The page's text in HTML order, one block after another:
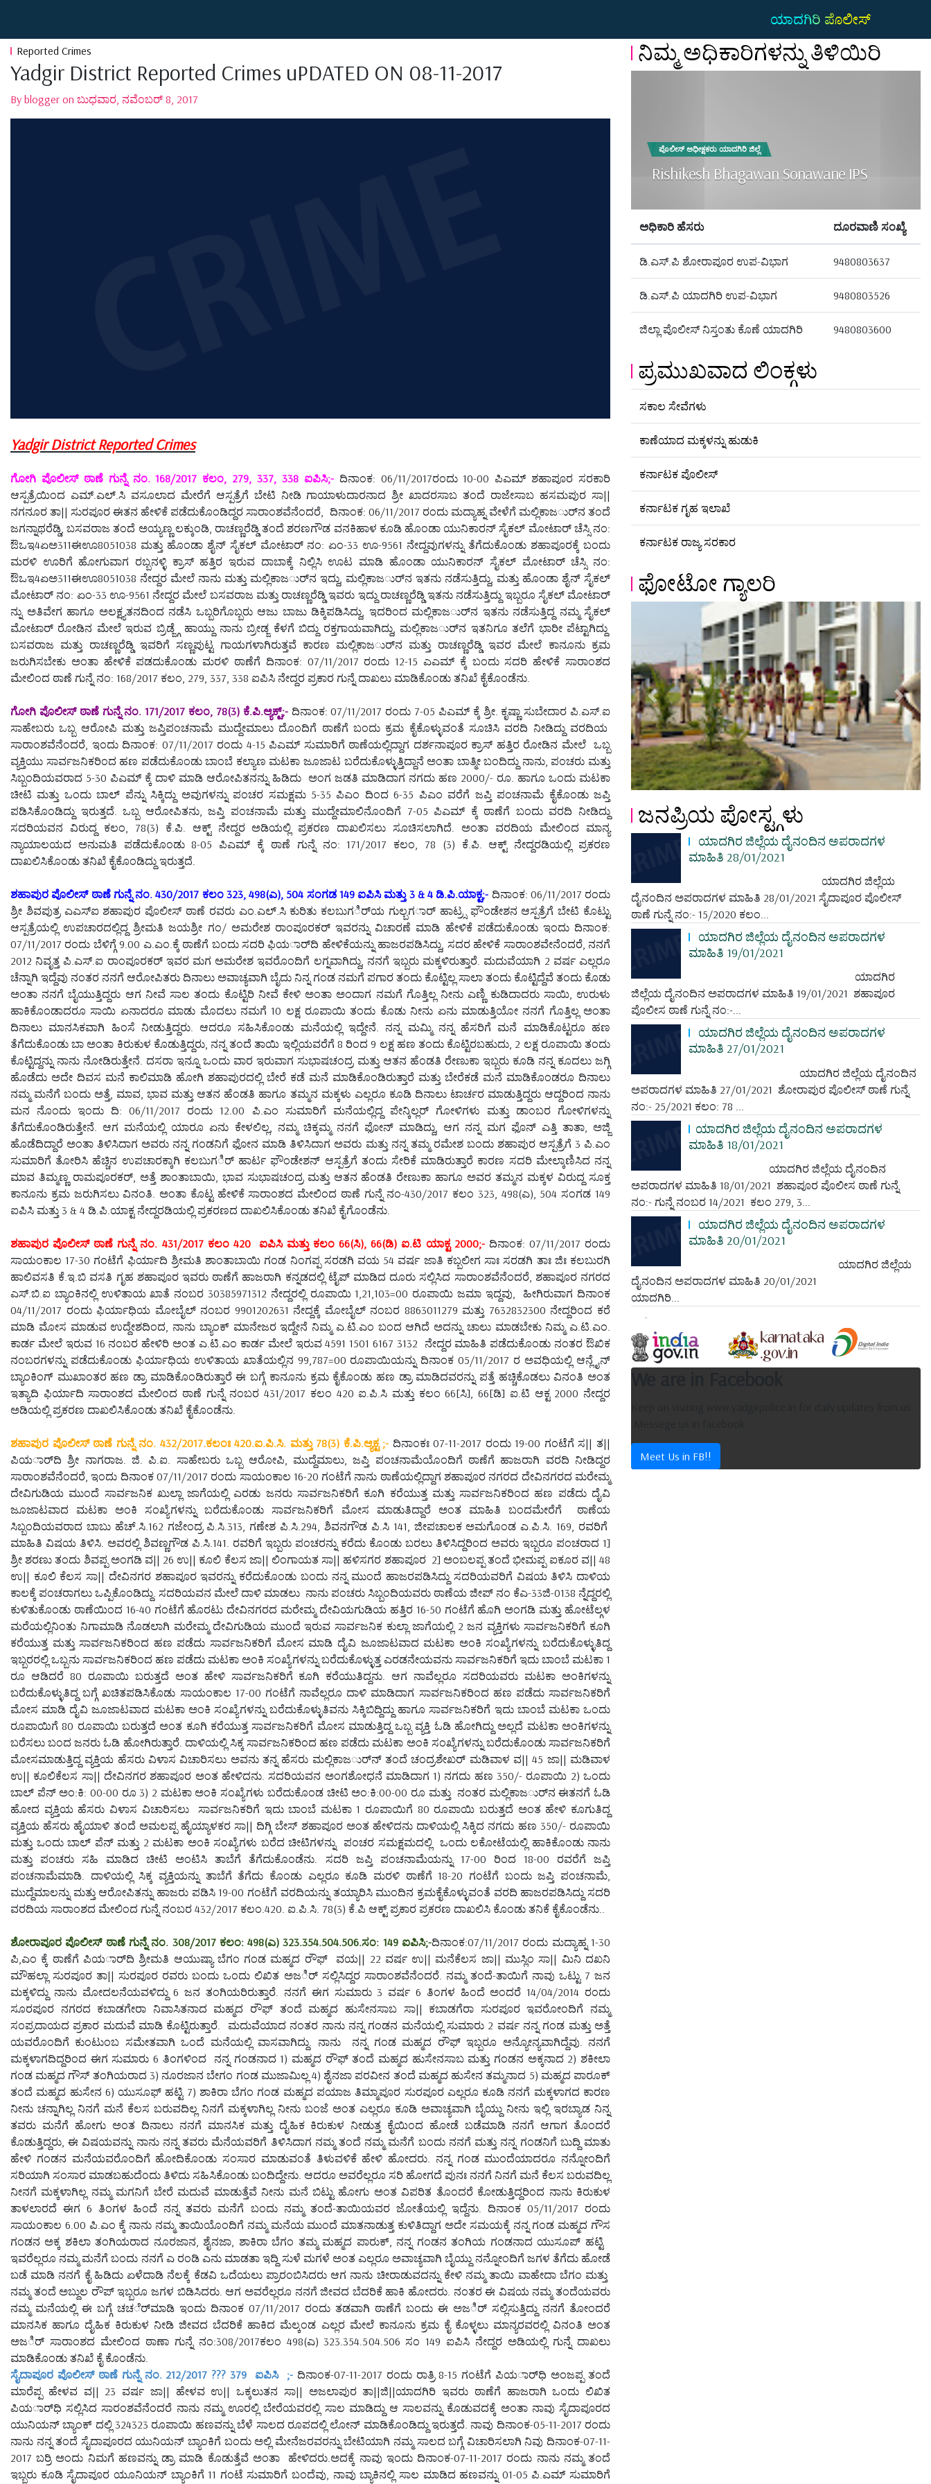
ಯಾದಗಿರಿ ಪೊಲೀಸ್
Reported Crimes
Yadgir District Reported Crimes uPDATED ON 08-11-2017
By blogger on ಬುಧವಾರ, ನವೆಂಬರ್ 8, 2017
Yadgir District Reported Crimes
ಗೋಗಿ ಪೊಲೀಸ್ ಠಾಣೆ ಗುನ್ನೆ ನಂ. 168/2017 ಕಲಂ, 279, 337, 338 ಐಪಿಸಿ;- ದಿನಾಂಕ: 06/11/2017ರಂದು 10-00 ಪಿಎಮ್ ಶಹಾಪೂರ ಸರಕಾರಿ
ಆಸ್ಪತ್ರೆಯಿಂದ ಎಮ್.ಎಲ್.ಸಿ ವಸೂಲಾದ ಮೇರೆಗೆ ಆಸ್ಪತ್ರೆಗೆ ಬೇಟಿ ನೀಡಿ ಗಾಯಾಳುದಾರನಾದ ಶ್ರೀ ಖಾದರಸಾಬ ತಂದೆ ರಾಜೇಸಾಬ ಹಸಮಪುರ ಸಾ||
ನಗನೂರ ತಾ|| ಸುರಪೂರ ಈತನ ಹೇಳಿಕೆ ಪಡೆದುಕೊಂಡಿದ್ದರ ಸಾರಾಂಶವೆನೆಂದರೆ, ದಿನಾಂಕ: 06/11/2017 ರಂದು ಮದ್ಯಾಹ್ನ ವೇಳೆಗೆ ಮಲ್ಲಿಕಾಜರ್ುನ ತಂದೆ
ಜಗನ್ನಾಥರೆಡ್ಡಿ, ಬಸವರಾಜ ತಂದೆ ಅಯ್ಯಣ್ಣ ಲಕ್ಕುಂಡಿ, ರಾಚಣ್ಣರೆಡ್ಡಿ ತಂದೆ ಶರಣಗೌಡ ವನಕಿಹಾಳ ಕೂಡಿ ಹೊಂಡಾ ಯುನಿಕಾರನ್ ಸೈಕಲ್ ಮೋಟಾರ್ ಚೆಸ್ಸಿ ನಂ:
ಔಒಇ4ಏಅ311ಈಊ8051038 ಮತ್ತು ಹೊಂಡಾ ಶೈನ್ ಸೈಕಲ್ ಮೋಟಾರ್ ನಂ: ಏಂ-33 ಊ-9561 ನೇದ್ದವುಗಳನ್ನು ತೆಗೆದುಕೊಂಡು ಶಹಾಪೂರಕ್ಕೆ ಬಂದು
ಮರಳಿ ಊರಿಗೆ ಹೋಗುವಾಗ ರಬ್ಬನಳ್ಳಿ ಕ್ರಾಸ್ ಹತ್ತಿರ ಇರುವ ದಾಬಾಕ್ಕೆ ನಿಲ್ಲಿಸಿ ಊಟ ಮಾಡಿ ಹೊಂಡಾ ಯುನಿಕಾರನ್ ಸೈಕಲ್ ಮೋಟಾರ್ ಚೆಸ್ಸಿ ನಂ:
ಔಒಇ4ಏಅ311ಈಊ8051038 ನೇದ್ದರ ಮೇಲೆ ನಾನು ಮತ್ತು ಮಲ್ಲಿಕಾಜರ್ುನ ಇದ್ದು, ಮಲ್ಲಿಕಾಜರ್ುನ ಇತನು ನಡೆಸುತ್ತಿದ್ದು, ಮತ್ತು ಹೊಂಡಾ ಶೈನ್ ಸೈಕಲ್
ಮೋಟಾರ್ ನಂ: ಏಂ-33 ಊ-9561 ನೇದ್ದರ ಮೇಲೆ ಬಸವರಾಜ ಮತ್ತು ರಾಚಣ್ಣರೆಡ್ಡಿ ಇವರು ಇದ್ದು ರಾಚಣ್ಣರೆಡ್ಡಿ ಇತನು ನಡೆಸುತ್ತಿದ್ದು ಇಬ್ಬರೂ ಸೈಕಲ್ ಮೋಟಾರ್
ನ್ನು ಅತಿವೇಗ ಹಾಗೂ ಅಲಕ್ಷ್ಯತನದಿಂದ ನಡೆಸಿ ಒಬ್ಬರಿಗೊಬ್ಬರು ಆಜು ಬಾಜು ಡಿಕ್ಕಿಪಡಿಸಿದ್ದು, ಇದರಿಂದ ಮಲ್ಲಿಕಾಜರ್ುನ ಇತನು ನಡೆಸುತ್ತಿದ್ದ ನಮ್ಮ ಸೈಕಲ್
ಮೋಟಾರ್ ರೋಡಿನ ಮೇಲೆ ಇರುವ ಬ್ರಿಡ್ಜ್ಗೆ ಹಾಯ್ದು ನಾನು ಬ್ರೀಡ್ಜ ಕೆಳಗೆ ಬಿದ್ದು ರಕ್ತಗಾಯವಾಗಿದ್ದು, ಮಲ್ಲಿಕಾಜರ್ುನ ಇತನಿಗೂ ತಲೆಗೆ ಭಾರೀ ಪೆಟ್ಟಾಗಿದ್ದು
ಬಸವರಾಜ ಮತ್ತು ರಾಚಣ್ಣರೆಡ್ಡಿ ಇವರಿಗೆ ಸಣ್ಣಪುಟ್ಟ ಗಾಯಗಳಾಗಿರುತ್ತವೆ ಕಾರಣ ಮಲ್ಲಿಕಾಜರ್ುನ ಮತ್ತು ರಾಚಣ್ಣರೆಡ್ಡಿ ಇವರ ಮೇಲೆ ಕಾನೂನು ಕ್ರಮ
ಜರುಗಿಸಬೇಕು ಅಂತಾ ಹೇಳಿಕೆ ಪಡದುಕೊಂಡು ಮರಳಿ ಠಾಣೆಗೆ ದಿನಾಂಕ: 07/11/2017 ರಂದು 12-15 ಎಎಮ್ ಕ್ಕೆ ಬಂದು ಸದರಿ ಹೇಳಿಕೆ ಸಾರಾಂಶದ
ಮೇಲಿಂದ ಠಾಣೆ ಗುನ್ನೆ ನಂ: 168/2017 ಕಲಂ, 279, 337, 338 ಐಪಿಸಿ ನೇದ್ದರ ಪ್ರಕಾರ ಗುನ್ನೆ ದಾಖಲು ಮಾಡಿಕೊಂಡು ತನಿಖೆ ಕೈಕೊಂಡೆನು.
ಗೋಗಿ ಪೊಲೀಸ್ ಠಾಣೆ ಗುನ್ನೆ ನಂ. 171/2017 ಕಲಂ, 78(3) ಕೆ.ಪಿ.ಆ್ಯಕ್ಟ್;- ದಿನಾಂಕ: 07/11/2017 ರಂದು 7-05 ಪಿಎಮ್ ಕ್ಕೆ ಶ್ರೀ. ಕೃಷ್ಣಾ ಸುಬೇದಾರ ಪಿ.ಎಸ್.ಐ
ಸಾಹೇಬರು ಒಬ್ಬ ಆರೋಪಿ ಮತ್ತು ಜಪ್ತಿಪಂಚನಾಮೆ ಮುದ್ದೇಮಾಲು ದೊಂದಿಗೆ ಠಾಣೆಗೆ ಬಂದು ಕ್ರಮ ಕೈಕೊಳ್ಳುವಂತೆ ಸೂಚಿಸಿ ವರದಿ ನೀಡಿದ್ದು ವರದಿಯ
ಸಾರಾಂಶವೆನೆಂದರೆ, ಇಂದು ದಿನಾಂಕ: 07/11/2017 ರಂದು 4-15 ಪಿಎಮ್ ಸುಮಾರಿಗೆ ಠಾಣೆಯಲ್ಲಿದ್ದಾಗ ದರ್ಶನಾಪೂರ ಕ್ರಾಸ್ ಹತ್ತಿರ ರೋಡಿನ ಮೇಲೆ ಒಬ್ಬ
ವ್ಯಕ್ತಿಯು ಸಾರ್ವಜನಿಕರಿಂದ ಹಣ ಪಡೆದುಕೊಂಡು ಬಾಂಬೆ ಕಲ್ಯಾಣ ಮಟಕಾ ಜೂಜಾಟ ಬರೆದುಕೊಳ್ಳುತ್ತಿದ್ದಾನೆ ಅಂತಾ ಬಾತ್ಮೀ ಬಂದಿದ್ದು ನಾನು, ಪಂಚರು ಮತ್ತು
ಸಿಬ್ಬಂದಿಯವರಾದ 5-30 ಪಿಎಮ್ ಕ್ಕೆ ದಾಳಿ ಮಾಡಿ ಆರೋಪಿತನನ್ನು ಹಿಡಿದು ಅಂಗ ಜಡತಿ ಮಾಡಿದಾಗ ನಗದು ಹಣ 2000/- ರೂ. ಹಾಗೂ ಒಂದು ಮಟಕಾ
ಚೀಟಿ ಮತ್ತು ಒಂದು ಬಾಲ್ ಪೆನ್ನು ಸಿಕ್ಕಿದ್ದು ಅವುಗಳನ್ನು ಪಂಚರ ಸಮಕ್ಷಮ 5-35 ಪಿಎಂ ದಿಂದ 6-35 ಪಿಎಂ ವರೆಗೆ ಜಪ್ತಿ ಪಂಚನಾಮೆ ಕೈಕೊಂಡು ಜಪ್ತಿ
ಪಡಿಸಿಕೊಂಡಿದ್ದು ಇರುತ್ತದೆ. ಒಬ್ಬ ಆರೋಪಿತನು, ಜಪ್ತಿ ಪಂಚನಾಮೆ ಮತ್ತು ಮುದ್ದೇಮಾಲಿನೊಂದಿಗೆ 7-05 ಪಿಎಮ್ ಕ್ಕೆ ಠಾಣೆಗೆ ಬಂದು ವರದಿ ನೀಡಿದ್ದು
ಸದರಿಯವನ ವಿರುದ್ದ ಕಲಂ, 78(3) ಕೆ.ಪಿ. ಆಕ್ಟ್ ನೇದ್ದರ ಅಡಿಯಲ್ಲಿ ಪ್ರಕರಣ ದಾಖಲಿಸಲು ಸೂಚಿಸಲಾಗಿದೆ. ಅಂತಾ ವರದಿಯ ಮೇಲಿಂದ ಮಾನ್ಯ
ನ್ಯಾಯಾಲಯದ ಅನುಮತಿ ಪಡೆದುಕೊಂಡು 8-05 ಪಿಎಮ್ ಕ್ಕೆ ಠಾಣೆ ಗುನ್ನೆ ನಂ: 171/2017 ಕಲಂ, 78 (3) ಕೆ.ಪಿ. ಆಕ್ಟ್ ನೇದ್ದರಡಿಯಲ್ಲಿ ಪ್ರಕರಣ
ದಾಖಲಿಸಿಕೊಂಡು ತನಿಖೆ ಕೈಕೊಂಡಿದ್ದು ಇರುತ್ತದೆ.
ಶಹಾಪುರ ಪೊಲೀಸ್ ಠಾಣೆ ಗುನ್ನೆ ನಂ. 430/2017 ಕಲಂ 323, 498(ಎ), 504 ಸಂಗಡ 149 ಐಪಿಸಿ ಮತ್ತು 3 & 4 ಡಿ.ಪಿ.ಯಾಕ್ಟ;- ದಿನಾಂಕ: 06/11/2017 ರಂದು
ಶ್ರೀ ಶಿವಪುತ್ರ ಎಎಸ್ಐ ಶಹಾಪುರ ಪೊಲೀಸ್ ಠಾಣೆ ರವರು ಎಂ.ಎಲ್.ಸಿ ಕುರಿತು ಕಲಬುಗರ್ಿಯ ಗುಲ್ಬಗರ್ಾ ಹಾಟ್ರ್ಸ ಫೌಂಡೇಶನ ಆಸ್ಪತ್ರೆಗೆ ಬೇಟಿ ಕೊಟ್ಟು
ಆಸ್ಪತ್ರೆಯಲ್ಲಿ ಉಪಚಾರದಲ್ಲಿದ್ದ ಶ್ರೀಮತಿ ಜಯಶ್ರೀ ಗಂ/ ಅಮರೇಶ ರಾಂಪೂರಕರ್ ಇವರನ್ನು ವಿಚಾರಣೆ ಮಾಡಿ ಹೇಳಿಕೆ ಪಡೆದುಕೊಂಡು ಇಂದು ದಿನಾಂಕ:
07/11/2017 ರಂದು ಬೆಳಿಗ್ಗೆ 9.00 ಎ.ಎಂ.ಕ್ಕೆ ಠಾಣೆಗೆ ಬಂದು ಸದರಿ ಫಿಯರ್ಾದಿ ಹೇಳಿಕೆಯನ್ನು ಹಾಜರಪಡಿಸಿದ್ದು, ಸದರ ಹೇಳಿಕೆ ಸಾರಾಂಶವೇನೆಂದರೆ, ನನಗೆ
2012 ನಿವೃತ್ತ ಪಿ.ಎಸ್.ಐ ರಾಂಪೂರಕರ್ ಇವರ ಮಗ ಅಮರೇಶ ಇವರೊಂದಿಗೆ ಲಗ್ನವಾಗಿದ್ದು, ನನಗೆ ಇಬ್ಬರು ಮಕ್ಕಳಿರುತ್ತಾರೆ. ಮದುವೆಯಾಗಿ 2 ವರ್ಷ ಎಲ್ಲರೂ
ಚೆನ್ನಾಗಿ ಇದ್ದೆವು ನಂತರ ನನಗೆ ಆರೋಪಿತರು ದಿನಾಲು ಅವಾಚ್ಯವಾಗಿ ಬೈದು ನಿನ್ನ ಗಂಡ ನಮಗೆ ಪಗಾರ ತಂದು ಕೊಟ್ಟಿಲ್ಲ ಸಾಲಾ ತಂದು ಕೊಟ್ಟಿದ್ದೆವೆ ತಂದು ಕೊಡು
ಅಂತಾ ನನಗೆ ಬೈಯುತ್ತಿದ್ದರು ಆಗ ನೀವೆ ಸಾಲ ತಂದು ಕೊಟ್ಟಿರಿ ನೀವೆ ಕೇಳಿ ಅಂತಾ ಅಂದಾಗ ನಮಗೆ ಗೊತ್ತಿಲ್ಲ ನೀನು ಎಣ್ಣಿ ಕುಡಿದಾದರು ಸಾಯಿ, ಉರುಳು
ಹಾಕಿಕೊಂಡಾದರೂ ಸಾಯಿ ಏನಾದರೂ ಮಾಡು ಮೊದಲು ನಮಗೆ 10 ಲಕ್ಷ ರೂಪಾಯಿ ತಂದು ಕೊಡು ನೀನು ಏನು ಮಾಡುತ್ತಿಯೋ ನನಗೆ ಗೊತ್ತಿಲ್ಲ ಅಂತಾ
ದಿನಾಲು ಮಾನಸಿಕವಾಗಿ ಹಿಂಸೆ ನೀಡುತ್ತಿದ್ದರು. ಆದರೂ ಸಹಿಸಿಕೊಂಡು ಮನೆಯಲ್ಲಿ ಇದ್ದೇನೆ. ನನ್ನ ಮಮ್ಮಿ ನನ್ನ ಹೆಸರಿಗೆ ಮನೆ ಮಾಡಿಕೊಟ್ಟರೂ ಹಣ
ತೆಗೆದುಕೊಂಡು ಬಾ ಅಂತಾ ಕಿರುಕುಳ ಕೊಡುತ್ತಿದ್ದರು, ನನ್ನ ತಂದೆ ತಾಯಿ ಇಲ್ಲಿಯವರೆಗೆ 8 ರಿಂದ 9 ಲಕ್ಷ ಹಣ ತಂದು ಕೊಟ್ಟಿರಬಹುದು, 2 ಲಕ್ಷ ರೂಪಾಯಿ ತಂದು
ಕೊಟ್ಟಿದ್ದನ್ನು ನಾನು ನೋಡಿರುತ್ತೇನೆ. ದಸರಾ ಇನ್ನೂ ಒಂದು ವಾರ ಇರುವಾಗ ಸುಭಾಷಚಂದ್ರ ಮತ್ತು ಆತನ ಹೆಂಡತಿ ರೇಣುಕಾ ಇಬ್ಬರು ಕೂಡಿ ನನ್ನ ಕೂದಲು ಜಗ್ಗಿ
ಹೊಡೆದು ಅದೇ ದಿವಸ ಮನೆ ಕಾಲಿಮಾಡಿ ಹೋಗಿ ಶಹಾಪುರದಲ್ಲಿ ಬೇರೆ ಕಡೆ ಮನೆ ಮಾಡಿಕೊಂಡಿರುತ್ತಾರೆ ಮತ್ತು ಬೇರೆಕಡೆ ಮನೆ ಮಾಡಿಕೊಂಡರೂ ದಿನಾಲು
ನಮ್ಮ ಮನೆಗೆ ಬಂದು ಅತ್ತೆ, ಮಾವ, ಭಾವ ಮತ್ತು ಆತನ ಹೆಂಡತಿ ಹಾಗೂ ತಮ್ಮನ ಮಕ್ಕಳು ಎಲ್ಲರೂ ಕೂಡಿ ದಿನಾಲು ಟಾರ್ಚರ ಮಾಡುತ್ತಿದ್ದರು ಆದ್ದರಿಂದ ನಾನು
ಮನ ನೊಂದು ಇಂದು ದಿ: 06/11/2017 ರಂದು 12.00 ಪಿ.ಎಂ ಸುಮಾರಿಗೆ ಮನೆಯಲ್ಲಿದ್ದ ಪೇನ್ಕಿಲ್ಲರ್ ಗೋಳಿಗಳು ಮತ್ತು ಡಾಂಬರ ಗೋಳಿಗಳನ್ನು
ತೆಗೆದುಕೊಂಡಿರುತ್ತೇನೆ. ಆಗ ಮನೆಯಲ್ಲಿ ಯಾರೂ ಏನು ಕೇಳಲಿಲ್ಲ, ನಮ್ಮ ಚಿಕ್ಕಮ್ಮ ನನಗೆ ಫೋನ್ ಮಾಡಿದ್ದು, ಆಗ ನನ್ನ ಮಗ ಫೊನ್ ಎತ್ತಿ ತಾತಾ, ಅಜ್ಜಿ
ಹೊಡೆದಿದ್ದಾರೆ ಅಂತಾ ತಿಳಿಸಿದಾಗ ಅವರು ನನ್ನ ಗಂಡನಿಗೆ ಫೋನ ಮಾಡಿ ತಿಳಿಸಿದಾಗ ಅವರು ಮತ್ತು ನನ್ನ ತಮ್ಮ ರಮೇಶ ಬಂದು ಶಹಾಪುರ ಆಸ್ಪತ್ರೆಗೆ 3 ಪಿ.ಎಂ
ಸುಮಾರಿಗೆ ತೋರಿಸಿ ಹೆಚ್ಚಿನ ಉಪಚಾರಕ್ಕಾಗಿ ಕಲಬುಗರ್ಿ ಹಾರ್ಟ ಫೌಂಡೇಶನ್ ಆಸ್ಪತ್ರೆಗೆ ತಂದು ಸೇರಿಕೆ ಮಾಡಿರುತ್ತಾರೆ ಕಾರಣ ಸದರಿ ಮೇಲ್ಕಾಣಿಸಿದ ನನ್ನ
ಮಾವ ತಿಮ್ಮಣ್ಣ ರಾಮಪೂರಕರ್, ಅತ್ತೆ ಶಾಂತಾಬಾಯಿ, ಭಾವ ಸುಭಾಷಚಂದ್ರ ಮತ್ತು ಆತನ ಹೆಂಡತಿ ರೇಣುಕಾ ಹಾಗೂ ಅವರ ತಮ್ಮನ ಮಕ್ಕಳ ವಿರುದ್ದ ಸೂಕ್ತ
ಕಾನೂನು ಕ್ರಮ ಜರುಗಿಸಲು ವಿನಂತಿ. ಅಂತಾ ಕೊಟ್ಟ ಹೇಳಿಕೆ ಸಾರಾಂಶದ ಮೇಲಿಂದ ಠಾಣೆ ಗುನ್ನೆ ನಂ-430/2017 ಕಲಂ 323, 498(ಎ), 504 ಸಂಗಡ 149
ಐಪಿಸಿ ಮತ್ತು 3 & 4 ಡಿ.ಪಿ.ಯಾಕ್ಟ ನೇದ್ದರಡಿಯಲ್ಲಿ ಪ್ರಕರಣದ ದಾಖಲಿಸಿಕೊಂಡು ತನಿಖೆ ಕೈಗೊಂಡೆನು.
ಶಹಾಪುರ ಪೊಲೀಸ್ ಠಾಣೆ ಗುನ್ನೆ ನಂ. 431/2017 ಕಲಂ 420 ಐಪಿಸಿ ಮತ್ತು ಕಲಂ 66(ಸಿ), 66(ಡಿ) ಐ.ಟಿ ಯಾಕ್ಟ 2000;-ದಿನಾಂಕ: 07/11/2017 ರಂದು
ಸಾಯಂಕಾಲ 17-30 ಗಂಟೆಗೆ ಫಿರ್ಯಾದಿ ಶ್ರೀಮತಿ ಶಾಂತಾಬಾಯಿ ಗಂಡ ನಿಂಗಪ್ಪ ಸರಡಗಿ ವಯ 54 ವರ್ಷ ಜಾತಿ ಕಬ್ಬಲೀಗ ಸಾಃ ಸರಡಗಿ ತಾಃ ಜಿಃ ಕಲಬುರಗಿ
ಹಾಲಿವಸತಿ ಕೆ.ಇ.ಬಿ ವಸತಿ ಗೃಹ ಶಹಾಪೂರ ಇವರು ಠಾಣೆಗೆ ಹಾಜರಾಗಿ ಕನ್ನಡದಲ್ಲಿ ಟೈಪ್ ಮಾಡಿದ ದೂರು ಸಲ್ಲಿಸಿದ ಸಾರಾಂಶವೆನೆಂದರೆ, ಶಹಾಪೂರ ನಗರದ
ಎಸ್.ಬಿ.ಐ ಬ್ಯಾಂಕಿನಲ್ಲಿ ಉಳಿತಾಯ ಖಾತೆ ನಂಬರ 30385971312 ನೇದ್ದರಲ್ಲಿ ರೂಪಾಯಿ 1,21,103=00 ರೂಪಾಯಿ ಜಮಾ ಇದ್ದವು, ಹೀಗಿರುವಾಗ ದಿನಾಂಕ
04/11/2017 ರಂದು ಫಿರ್ಯಾಧಿಯ ಮೋಬೈಲ್ ನಂಬರ 9901202631 ನೇದ್ದಕ್ಕೆ ಮೋಬೈಲ್ ನಂಬರ 8863011279 ಮತ್ತು 7632832300 ನೇದ್ದರಿಂದ ಕರೆ
ಮಾಡಿ ಮೋಸ ಮಾಡುವ ಉದ್ದೇಶದಿಂದ, ನಾನು ಬ್ಯಾಂಕ್ ಮಾನೇಜರ ಇದ್ದೇನೆ ನಿಮ್ಮ ಎ.ಟಿ.ಎಂ ಬಂದ ಆಗಿದೆ ಅದನ್ನು ಚಾಲು ಮಾಡಬೇಕು ನಿಮ್ಮ ಎ.ಟಿ.ಎಂ.
ಕಾರ್ಡ ಮೇಲೆ ಇರುವ 16 ನಂಬರ ಹೇಳಿರಿ ಅಂತ ಎ.ಟಿ.ಎಂ ಕಾರ್ಡ ಮೇಲೆ ಇರುವ 4591 1501 6167 3132 ನೇದ್ದರ ಮಾಹಿತಿ ಪಡೆದುಕೊಂಡು ನಂತರ ಔಖಿಕ
ನಂಬರಗಳನ್ನು ಪಡೆದುಕೊಂಡು ಫಿರ್ಯಾಧಿಯ ಉಳಿತಾಯ ಖಾತೆಯಲ್ಲಿನ 99,787=00 ರೂಪಾಯಿಯನ್ನು ದಿನಾಂಕ 05/11/2017 ರ ಅವಧಿಯಲ್ಲಿ ಆನ್ಲೈನ್
ಬ್ಯಾಂಕಿಂಗ್ ಮುಖಾಂತರ ಹಣ ಡ್ರಾ ಮಾಡಿಕೊಂಡಿರುತ್ತಾರೆ ಈ ಬಗ್ಗೆ ಕಾನೂನು ಕ್ರಮ ಕೈಕೊಂಡು ಹಣ ಡ್ರಾ ಮಾಡಿದವರನ್ನು ಪತ್ತೆ ಹಚ್ಚಿಕೊಡಲು ವಿನಂತಿ ಅಂತ
ಇತ್ಯಾದಿ ಫಿರ್ಯಾದಿ ಸಾರಾಂಶದ ಮೇಲಿಂದ ಠಾಣೆ ಗುನ್ನೆ ನಂಬರ 431/2017 ಕಲಂ 420 ಐ.ಪಿ.ಸಿ ಮತ್ತು ಕಲಂ 66[ಸಿ], 66[ಡಿ] ಐ.ಟಿ ಆಕ್ಟ 2000 ನೇದ್ದರ
ಅಡಿಯಲ್ಲಿ ಪ್ರಕರಣ ದಾಖಲಿಸಿಕೊಂಡು ತನಿಖೆ ಕೈಕೊಂಡೆನು.
ಶಹಾಪುರ ಪೊಲೀಸ್ ಠಾಣೆ ಗುನ್ನೆ ನಂ. 432/2017.ಕಲಂಃ 420.ಐ.ಪಿ.ಸಿ. ಮತ್ತು 78(3) ಕೆ.ಪಿ.ಆ್ಯಕ್ಟ ;- ದಿನಾಂಕಃ 07-11-2017 ರಂದು 19-00 ಗಂಟೆಗೆ ಸ|| ತ||
ಪಿಯರ್ಾದಿ ಶ್ರೀ ನಾಗರಾಜ. ಜಿ. ಪಿ.ಐ. ಸಾಹೇಬರು ಒಬ್ಬ ಆರೋಪಿ, ಮುದ್ದೆಮಾಲು, ಜಪ್ತಿ ಪಂಚನಾಮೆಯೊಂದಿಗೆ ಠಾಣೆಗೆ ಹಾಜರಾಗಿ ವರದಿ ನೀಡಿದ್ದರ
ಸಾರಾಂಶವೆನೆಂದರೆ, ಇಂದು ದಿನಾಂಕ 07/11/2017 ರಂದು ಸಾಯಂಕಾಲ 16-20 ಗಂಟೆಗೆ ನಾನು ಠಾಣೆಯಲ್ಲಿದ್ದಾಗ ಶಹಾಪೂರ ನಗರದ ದೇವಿನಗರದ ಮರೇಮ್ಮ
ದೇವಿಗುಡಿಯ ಮುಂದೆ ಸಾರ್ವಜನಿಕ ಖುಲ್ಲಾ ಜಾಗೆಯಲ್ಲಿ ಎರಡು ಜನರು ಸಾರ್ವಜನಿಕರಿಗೆ ಕೂಗಿ ಕರೆಯುತ್ತ ಮತ್ತು ಸಾರ್ವಜನಿಕರಿಂದ ಹಣ ಪಡೆದು ದೈವಿ
ಜೂಜಾಟವಾದ ಮಟಕಾ ಅಂಕಿ ಸಂಖ್ಯೆಗಳನ್ನು ಬರೆದುಕೊಂಡು ಸಾರ್ವಜನಿಕರಿಗೆ ಮೋಸ ಮಾಡುತಿದ್ದಾರೆ ಅಂತ ಮಾಹಿತಿ ಬಂದಮೇರೆಗೆ ಠಾಣೆಯ
ಸಿಬ್ಬಂದಿಯವರಾದ ಬಾಬು ಹೆಚ್.ಸಿ.162 ಗಜೇಂದ್ರ ಪಿ.ಸಿ.313, ಗಣೇಶ ಪಿ.ಸಿ.294, ಶಿವನಗೌಡ ಪಿ.ಸಿ 141, ಜೀಪಚಾಲಕ ಅಮಗೊಂಡ ಎ.ಪಿ.ಸಿ. 169, ರವರಿಗೆ
ಮಾಹಿತಿ ವಿಷಯ ತಿಳಿಸಿ. ಅವರಲ್ಲಿ ಶಿವಣ್ಣಗೌಡ ಪಿ.ಸಿ.141. ರವರಿಗೆ ಇಬ್ಬರು ಪಂಚರನ್ನು ಕರೆದು ಕೊಂಡು ಬರಲು ತಿಳಿಸಿದ್ದರಿಂದ ಅವರು ಇಬ್ಬರೂ ಪಂಚರಾದ 1]
ಶ್ರೀ ಶರಣು ತಂದು ಶಿವಪ್ಪ ಅಂಗಡಿ ವ|| 26 ಉ|| ಕೂಲಿ ಕೆಲಸ ಜಾ|| ಲಿಂಗಾಯತ ಸಾ|| ಹಳಿಸಗರ ಶಹಾಪೂರ 2] ಅಂಬಲಪ್ಪ ತಂದೆ ಭೀಮಪ್ಪ ಐಕೂರ ವ|| 48
ಉ|| ಕೂಲಿ ಕೆಲಸ ಸಾ|| ದೇವಿನಗರ ಶಹಾಪೂರ ಇವರನ್ನು ಕರೆದುಕೊಂಡು ಬಂದು ನನ್ನ ಮುಂದೆ ಹಾಜರಪಡಿಸಿದ್ದು ಸದರಿಯವರಿಗೆ ವಿಷಯ ತಿಳಿಸಿ ದಾಳಿಯ
ಕಾಲಕ್ಕೆ ಪಂಚರಾಗಲು ಒಪ್ಪಿಕೊಂಡಿದ್ದು. ಸದರಿಯವನ ಮೇಲೆ ದಾಳಿ ಮಾಡಲು ನಾನು ಪಂಚರು ಸಿಬ್ಬಂದಿಯವರು ಠಾಣೆಯ ಜೀಪ್ ನಂ ಕೆಎ-33ಜಿ-0138 ನ್ನೆದ್ದರಲ್ಲಿ
ಕುಳಿತುಕೊಂಡು ಠಾಣೆಯಿಂದ 16-40 ಗಂಟೆಗೆ ಹೊರಟು ದೇವಿನಗರದ ಮರೇಮ್ಮ ದೇವಿಯಗುಡಿಯ ಹತ್ತಿರ 16-50 ಗಂಟೆಗೆ ಹೊಗಿ ಅಂಗಡಿ ಮತ್ತು ಹೋಟೆಲ್ಗಳ
ಮರೆಯಲ್ಲಿನಿಂತು ನಿಗಾಮಾಡಿ ನೊಡಲಾಗಿ ಮರೇಮ್ಮ ದೇವಿಗುಡಿಯ ಮುಂದೆ ಇರುವ ಸಾರ್ವಜನಿಕ ಕುಲ್ಲಾ ಜಾಗೆಯಲ್ಲಿ 2 ಜನ ವ್ಯಕ್ತಿಗಳು ಸಾರ್ವಜನಿಕರಿಗೆ ಕೂಗಿ
ಕರೆಯುತ್ತ ಮತ್ತು ಸಾರ್ವಜನಿಕರಿಂದ ಹಣ ಪಡೆದು ಸಾರ್ವಜನಿಕರಿಗೆ ಮೋಸ ಮಾಡಿ ದೈವಿ ಜೂಜಾಟವಾದ ಮಟಕಾ ಅಂಕಿ ಸಂಖ್ಯೆಗಳನ್ನು ಬರೆದುಕೊಳ್ಳುತಿದ್ದ
ಇಬ್ಬರರಲ್ಲಿ ಒಬ್ಬನು ಸಾರ್ವಜನಿಕರಿಂದ ಹಣ ಪಡೆದು ಮಟಕಾ ಅಂಕಿ ಸಂಖ್ಯೆಗಳನ್ನು ಬರೆದುಕೊಳ್ಳುತ್ತ ಎರಡನೇಯವನು ಸಾರ್ವಜನಿಕರಿಗೆ ಇದು ಬಾಂಬೆ ಮಟಕಾ 1
ರೂ ಆಡಿದರೆ 80 ರೂಪಾಯಿ ಬರುತ್ತದೆ ಅಂತ ಹೇಳಿ ಸಾರ್ವಜನಿಕರಿಗೆ ಕೂಗಿ ಕರೆಯುತಿದ್ದನು. ಆಗ ನಾವೆಲ್ಲರೂ ಸದರಿಯವರು ಮಟಕಾ ಅಂಕಿಗಳನ್ನು
ಬರೆದುಕೊಳ್ಳುತಿದ್ದ ಬಗ್ಗೆ ಖಚಿತಪಡಿಸಿಕೊಡು ಸಾಯಂಕಾಲ 17-00 ಗಂಟೆಗೆ ನಾವೆಲ್ಲರೂ ದಾಳಿ ಮಾಡಿದಾಗ ಸಾರ್ವಜನಿಕರಿಂದ ಹಣ ಪಡೆದು ಸಾರ್ವಜನಿಕರಿಗೆ
ಮೋಸ ಮಾಡಿ ದೈವಿ ಜೂಜಾಟವಾದ ಮಟಕಾ ಅಂಕಿ ಸಂಖ್ಯೆಗಳನ್ನು ಬರೆದುಕೊಳ್ಳುತಿವನು ಸಿಕ್ಕಿಬಿದ್ದಿದ್ದು ಹಾಗೂ ಸಾರ್ವಜನಿಕರಿಗೆ ಇದು ಬಾಂಬೆ ಮಟಕಾ ಒಂದು
ರೂಪಾಯಿಗೆ 80 ರೂಪಾಯಿ ಬರುತ್ತದೆ ಅಂತ ಕೂಗಿ ಕರೆಯುತ್ತ ಸಾರ್ವಜನಿಕರಿಗೆ ಮೋಸ ಮಾಡುತ್ತಿದ್ದ ಒಬ್ಬ ವ್ಯಕ್ತಿ ಓಡಿ ಹೋಗಿದ್ದು ಅಲ್ಲದೆ ಮಟಕಾ ಅಂಕಿಗಳನ್ನು
ಬರೆಸಲು ಬಂದ ಜನರು ಓಡಿ ಹೋಗಿರುತ್ತಾರೆ. ದಾಳಿಯಲ್ಲಿ ಸಿಕ್ಕ ಸಾರ್ವಜನಿಕರಿಂದ ಹಣ ಪಡೆದು ಮಟಕಾ ಅಂಕಿ ಸಂಖ್ಯೆಗಳನ್ನು ಬರೆದುಕೊಂಡು ಸಾರ್ವಜನಿಕರಿಗೆ
ಮೋಸಮಾಡುತ್ತಿದ್ದ ವ್ಯಕ್ತಿಯ ಹೆಸರು ವಿಳಾಸ ವಿಚಾರಿಸಲು ಅವನು ತನ್ನ ಹೆಸರು ಮಲ್ಲಿಕಾಜರ್ುನ್ ತಂದೆ ಚಂದ್ರಶೇಖರ್ ಮಡಿವಾಳ ವ|| 45 ಜಾ|| ಮಡಿವಾಳ
ಉ|| ಕೂಲಿಕೆಲಸ ಸಾ|| ದೇವಿನಗರ ಶಹಾಪೂರ ಅಂತ ಹೇಳಿದನು. ಸದರಿಯವನ ಅಂಗಶೋಧನೆ ಮಾಡಿದಾಗ 1) ನಗದು ಹಣ 350/- ರೂಪಾಯಿ 2) ಒಂದು
ಬಾಲ್ ಪೆನ್ ಅಂ:ಕಿ: 00-00 ರೂ 3) 2 ಮಟಕಾ ಅಂಕಿ ಸಂಖ್ಯೆಗಳು ಬರೆದುಕೊಂಡ ಚೀಟಿ ಅಂ:ಕಿ:00-00 ರೂ ಮತ್ತು ನಂತರ ಮಲ್ಲಿಕಾಜರ್ುನ ಈತನಗೆ ಓಡಿ
ಹೋದ ವ್ಯಕ್ತಿಯ ಹೆಸರು ವಿಳಾಸ ವಿಚಾರಿಸಲು ಸಾರ್ವಜನಿಕರಿಗೆ ಇದು ಬಾಂಬೆ ಮಟಕಾ 1 ರೂಪಾಯಿಗೆ 80 ರೂಪಾಯಿ ಬರುತ್ತದೆ ಅಂತ ಹೇಳಿ ಕೂಗುತಿದ್ದ
ವ್ಯಕ್ತಿಯ ಹೆಸರು ಹೈಯಾಳಿ ತಂದೆ ಅಮಲಪ್ಪ ಹೈಯ್ಯಾಳಕರ ಸಾ|| ದಿಗ್ಗಿ ಬೇಸ್ ಶಹಾಪೂರ ಅಂತ ಹೇಳಿದನು ದಾಳಿಯಲ್ಲಿ ಸಿಕ್ಕಿದ ನಗದು ಹಣ 350/- ರೂಪಾಯಿ
ಮತ್ತು ಒಂದು ಬಾಲ್ ಪೆನ್ ಮತ್ತು 2 ಮಟಕಾ ಅಂಕಿ ಸಂಖ್ಯೆಗಳು ಬರೆದ ಚೀಟಿಗಳನ್ನು ಪಂಚರ ಸಮಕ್ಷಮದಲ್ಲಿ ಒಂದು ಲಕೋಟೆಯಲ್ಲಿ ಹಾಕಿಕೊಂಡು ನಾನು
ಮತ್ತು ಪಂಚರು ಸಹಿ ಮಾಡಿದ ಚೀಟಿ ಅಂಟಿಸಿ ತಾಬೆಗೆ ತೆಗೆದುಕೊಂಡೆನು. ಸದರಿ ಜಪ್ತಿ ಪಂಚನಾಮೆಯನ್ನು 17-00 ರಿಂದ 18-00 ರವರೆಗೆ ಜಪ್ತಿ
ಪಂಚನಾಮೆಮಾಡಿ. ದಾಳಿಯಲ್ಲಿ ಸಿಕ್ಕ ವ್ಯಕ್ತಿಯನ್ನು ತಾಬೆಗೆ ತೆಗೆದು ಕೊಂಡು ಎಲ್ಲರೂ ಕೂಡಿ ಮರಳಿ ಠಾಣೆಗೆ 18-20 ಗಂಟೆಗೆ ಬಂದು ಜಪ್ತಿ ಪಂಚನಾಮೆ,
ಮುದ್ದೆಮಾಲನ್ನು ಮತ್ತು ಆರೋಪಿತನ್ನು ಹಾಜರು ಪಡಿಸಿ 19-00 ಗಂಟೆಗೆ ವರದಿಯನ್ನು ತಯ್ಯಾರಿಸಿ ಮುಂದಿನ ಕ್ರಮಕೈಕೊಳ್ಳುವಂತೆ ವರದಿ ಹಾಜರಪಡಿಸಿದ್ದು ಸದರಿ
ವರದಿಯ ಸಾರಾಂಶದ ಮೇಲಿಂದ ಗುನ್ನೆ ನಂಬರ 432/2017 ಕಲಂ.420. ಐ.ಪಿ.ಸಿ. 78(3) ಕೆ.ಪಿ ಆಕ್ಟ್ ಪ್ರಕಾರ ಪ್ರಕರಣ ದಾಖಲಿಸಿ ಕೊಂಡು ತನಿಕೆ ಕೈಕೊಂಡೆನು..
ಶೋರಾಪೂರ ಪೊಲೀಸ್ ಠಾಣೆ ಗುನ್ನೆ ನಂ. 308/2017 ಕಲಂ: 498(ಎ) 323.354.504.506.ಸಂ: 149 ಐಪಿಸಿ;-ದಿನಾಂಕ:07/11/2017 ರಂದು ಮದ್ಯಾಹ್ನ 1-30
ಪಿ,ಎಂ ಕ್ಕೆ ಠಾಣೆಗೆ ಪಿಯರ್ಾದಿ ಶ್ರೀಮತಿ ಆಯುಷ್ಯಾ ಬೆಗಂ ಗಂಡ ಮಹ್ಮದ ರೌಫ್ ವಯ|| 22 ವರ್ಷ ಉ|| ಮನೆಕೆಲಸ ಜಾ|| ಮುಸ್ಲಿಂ ಸಾ|| ಮಿನಿ ದಖನಿ
ಮೌಹಲ್ಲಾ ಸುರಪೂರ ತಾ|| ಸುರಪೂರ ರವರು ಬಂದು ಒಂದು ಲಿಖಿತ ಅಜರ್ಿ ಸಲ್ಲಿಸಿದ್ದರ ಸಾರಾಂಶವೆನೆಂದರೆ. ನಮ್ಮ ತಂದೆ-ತಾಯಿಗೆ ನಾವು ಒಟ್ಟು 7 ಜನ
ಮಕ್ಕಳಿದ್ದು ನಾನು ಮೋದಲನೆಯವಳಿದ್ದು 6 ಜನ ತಂಗಿಯರಿರುತ್ತಾರೆ. ನನಗೆ ಈಗ ಸುಮಾರು 3 ವರ್ಷ 6 ತಿಂಗಳ ಹಿಂದೆ ಅಂದರೆ 14/04/2014 ರಂದು
ಸೂರಪೂರ ನಗರದ ಕಬಾಡಗೇರಾ ನಿವಾಸಿತನಾದ ಮಹ್ಮದ ರೌಫ್ ತಂದೆ ಮಹ್ಮದ ಹುಸೇನಸಾಬ ಸಾ|| ಕಬಾಡಗೆರಾ ಸುರಪೂರ ಇವರೋಂದಿಗೆ ನಮ್ಮ
ಸಂಪ್ರದಾಯದ ಪ್ರಕಾರ ಮದುವೆ ಮಾಡಿ ಕೊಟ್ಟಿರುತ್ತಾರೆ. ಮದುವೆಯಾದ ನಂತರ ನಾನು ನನ್ನ ಗಂಡನ ಮನೆಯಲ್ಲಿ ಸುಮಾರು 2 ವರ್ಷ ನನ್ನ ಗಂಡ ಮತ್ತು ಅತ್ತೆ
ಯವರೊಂದಿಗೆ ಕುಂಟುಂಬ ಸಮೇತವಾಗಿ ಒಂದೆ ಮನೆಯಲ್ಲಿ ವಾಸವಾಗಿದ್ದು. ನಾನು ನನ್ನ ಗಂಡ ಮಹ್ಮದ ರೌಫ್ ಇಬ್ಬರೂ ಅನ್ಯೋನ್ಯವಾಗಿದ್ದೆವು. ನನಗೆ
ಮಕ್ಕಳಾಗದಿದ್ದರಿಂದ ಈಗ ಸುಮಾರು 6 ತಿಂಗಳಿಂದ ನನ್ನ ಗಂಡನಾದ 1) ಮಹ್ಮದ ರೌಫ್ ತಂದೆ ಮಹ್ಮದ ಹುಸೇನಸಾಬ ಮತ್ತು ಗಂಡನ ಅಕ್ಕನಾದ 2) ಶಕೀಲಾ
ಗಂಡ ಮಹ್ಮದ ಗೌಸ್ ತಂಗಿಯರಾದ 3) ನೂರಜಾನ ಬೇಗಂ ಗಂಡ ಮುಜಾಮಿಲ್ಲ 4) ಶೈನಜಾ ಪರವೀನ ತಂದೆ ಮಹ್ಮದ ಹುಸೇನ ತಮ್ಮನಾದ 5) ಮಹ್ಮದ ಪಾರೂಕ್
ತಂದೆ ಮಹ್ಮದ ಹುಸೇನ 6) ಯುಸೂಫ್ ಹಟ್ಟಿ 7) ಶಾಕಿರಾ ಬೆಗಂ ಗಂಡ ಮಹ್ಮದ ಪಯಾಜ ತಿಮ್ಮಾಪೂರ ಸುರಪೂರ ಎಲ್ಲರೂ ಕೂಡಿ ನನಗೆ ಮಕ್ಕಳಾಗದ ಕಾರಣ
ನೀನು ಚನ್ನಾಗಿಲ್ಲ ನಿನಗೆ ಮನೆ ಕೆಲಸ ಬರುವದಿಲ್ಲ ನಿನಗೆ ಮಕ್ಕಳಾಗಿಲ್ಲ ನೀನು ಬಂಜೆ ಅಂತ ಎಲ್ಲರೂ ಕೂಡಿ ಅವಾಚ್ಯವಾಗಿ ಬೈಯ್ದು ನೀನು ಇಲ್ಲಿ ಇರಬ್ಯಾಡ ನಿನ್ನ
ತವರು ಮನೆಗೆ ಹೋಗು ಅಂತ ದಿನಾಲು ನನಗೆ ಮಾನಸಿಕ ಮತ್ತು ದೈಹಿಕ ಕಿರುಕುಳ ನೀಡುತ್ತ ಕೈಯಿಂದ ಹೋಡೆ ಬಡೆಮಾಡಿ ನನಗೆ ಆಗಾಗ ತೊಂದರೆ
ಕೊಡುತ್ತಿದ್ದರು, ಈ ವಿಷಯವನ್ನು ನಾನು ನನ್ನ ತವರು ಮೆನೆಯವರಿಗೆ ತಿಳಿಸಿದಾಗ ನಮ್ಮ ತಂದೆ ನಮ್ಮ ಮನೆಗೆ ಬಂದು ನನಗೆ ಮತ್ತು ನನ್ನ ಗಂಡನಿಗೆ ಬುದ್ದಿ ಮಾತು
ಹೇಳಿ ಗಂಡನ ಮನೆಯವರೊಂದಿಗೆ ಹೋದಿಕೊಂಡು ಸಂಸಾರ ಮಾಡುವಂತೆ ತಿಳುವಳಿಕೆ ಹೇಳಿ ಹೋದರು. ನನ್ನ ಗಂಡ ಮುಂದೆಯಾದರೂ ನನ್ನೋಂದಿಗೆ
ಸರಿಯಾಗಿ ಸಂಸಾರ ಮಾಡಬಹುದೆಂದು ತಿಳಿದು ಸಹಿಸಿಕೊಂಡು ಬಂದಿದ್ದೇನು. ಆದರೂ ಅವರೆಲ್ಲರೂ ಸರಿ ಹೋಗದೆ ಪುನಃ ನನಗೆ ನಿನಗೆ ಮನೆ ಕೆಲಸ ಬರುವದಿಲ್ಲ
ನೀನಗೆ ಮಕ್ಕಳಾಗಿಲ್ಲ ನಮ್ಮ ಮಗನಿಗೆ ಬೇರೆ ಮದುವೆ ಮಾಡುತ್ತೆವೆ ನೀನು ಮನೆ ಬಿಟ್ಟು ಹೋಗು ಅಂತ ವಿಪರಿತ ತೊಂದರೆ ಕೋಡುತ್ತಿದ್ದರಿಂದ ನಾನು ಕಿರುಕುಳ
ತಾಳಲಾರದೆ ಈಗ 6 ತಿಂಗಳ ಹಿಂದೆ ನನ್ನ ತವರು ಮನೆಗೆ ಬಂದು ನಮ್ಮ ತಂದೆ-ತಾಯಿಯವರ ಜೋತೆಯಲ್ಲಿ ಇದ್ದೆನು. ದಿನಾಂಕ 05/11/2017 ರಂದು
ಸಾಯಂಕಾಲ 6.00 ಪಿ.ಎಂ ಕ್ಕೆ ನಾನು ನಮ್ಮ ತಾಯಿಯೊಂದಿಗೆ ನಮ್ಮ ಮನೆಯ ಮುಂದೆ ಮಾತನಾಡುತ್ತ ಕುಳಿತಿದ್ದಾಗ ಅದೇ ಸಮಯಕ್ಕೆ ನನ್ನ ಗಂಡ ಮಹ್ಮದ ಗೌಸ
ಗಂಡನ ಅಕ್ಕ ಶಕಿಲಾ ತಂಗಿಯರಾದ ನೂರಜಾನ, ಶೈನಜಾ, ಶಾಕಿರಾ ಬೆಗಂ ತಮ್ಮ ಮಹ್ಮದ ಪಾರುಕ್, ನನ್ನ ಗಂಡನ ತಂಗಿಯ ಗಂಡನಾದ ಯುಸೂಪ್ ಹಟ್ಟಿ
ಇವರೆಲ್ಲರೂ ನಮ್ಮ ಮನೆಗೆ ಬಂದು ನನಗೆ ಎ ರಂಡಿ ಎನು ಮಾಡತಾ ಇದ್ದಿ ಸುಳೆ ಮಗಳೆ ಅಂತ ಎಲ್ಲರೂ ಅವಾಚ್ಯವಾಗಿ ಬೈಯ್ದು ನನ್ನೋಂದಿಗೆ ಜಗಳ ತೆಗೆದು ಹೋಡೆ
ಬಡೆ ಮಾಡಿ ನನಗೆ ಕೈ ಹಿಡಿದು ಏಳೆದಾಡಿ ನೆಲಕ್ಕೆ ಕೆಡವಿ ಒದೆಯಲು ಪ್ರಾರಂಬಿಸಿದರು ಆಗ ನಾನು ಚೀರಾಡುವದನ್ನು ಕೇಳಿ ನಮ್ಮ ತಾಯಿ ವಾಹೇದಾ ಬೆಗಂ ಮತ್ತು
ನಮ್ಮ ತಂದೆ ಅಬ್ದುಲ ರೌಪ್ ಇಬ್ಬರೂ ಜಗಳ ಬಿಡಿಸಿದರು. ಆಗ ಅವರೆಲ್ಲರೂ ನನಗೆ ಜೀವದ ಬೆದರಿಕೆ ಹಾಕಿ ಹೋದರು. ನಂತರ ಈ ವಿಷಯ ನಮ್ಮ ತಂದೆಯವರು
ನಮ್ಮ ಮನೆಯಲ್ಲಿ ಈ ಬಗ್ಗೆ ಚಚರ್ೆಮಾಡಿ ಇಂದು ದಿನಾಂಕ 07/11/2017 ರಂದು ತಡವಾಗಿ ಠಾಣೆಗೆ ಬಂದು ಈ ಅಜರ್ಿ ಸಲ್ಲಿಸುತ್ತಿದ್ದು ನನಗೆ ತೋಂದರೆ
ಮಾನಸಿಕ ಹಾಗೂ ದೈಹಿಕ ಕಿರುಕುಳ ನೀಡಿ ಜೀವದ ಬೆದರಿಕೆ ಹಾಕಿದ ಮೆಲ್ಕಂಡ ಎಲ್ಲರ ಮೇಲೆ ಕಾನೂನು ಕ್ರಮ ಕೈ ಕೊಳ್ಳಲು ಮಾನ್ಯರವರಲ್ಲಿ ವಿನಂತಿ ಅಂತ
ಅಜರ್ಿ ಸಾರಾಂಶದ ಮೇಲಿಂದ ಠಾಣಾ ಗುನ್ನೆ ನಂ:308/2017ಕಲಂ 498(ಎ) 323.354.504.506 ಸಂ 149 ಐಪಿಸಿ ನೇದ್ದರ ಅಡಿಯಲ್ಲಿ ಗುನ್ನೆ ದಾಖಲು
ಮಾಡಿಕೊಂಡು ತನಿಖೆ ಕೈ ಕೊಂಡೆನು.
ಸೈದಾಪೂರ ಪೊಲೀಸ್ ಠಾಣೆ ಗುನ್ನೆ ನಂ. 212/2017 ??? 379 ಐಪಿಸಿ ;-ದಿನಾಂಕ-07-11-2017 ರಂದು ರಾತ್ರಿ 8-15 ಗಂಟೆಗೆ ಪಿಯರ್ಾಧಿ ಅಂಜಪ್ಪ ತಂದೆ
ಮಾರೆಪ್ಪ ಹೇಳವ ವ|| 23 ವರ್ಷ ಜಾ|| ಹೇಳವ ಉ|| ಒಕ್ಕಲುತನ ಸಾ|| ಅಜಲಾಪುರ ತಾ||ಜಿ||ಯಾದಗಿರಿ ಇವರು ಠಾಣೆಗೆ ಹಾಜರಾಗಿ ಒಂದು ಲಿಖಿತ
ಪಿಯರ್ಾಧಿ ಸಲ್ಲಿಸಿದ ಸಾರಂಶವೆನೆಂದರೆ ನಾನು ನಮ್ಮ ಊರಲ್ಲಿ ಬೇರೆಯವರಲ್ಲಿ ಸಾಲ ಮಾಡಿದ್ದು ಆ ಸಾಲವನ್ನು ಕೊಡುವದಕ್ಕೆ ಅಂತಾ ನಾವು ಸೈದಾಪೂರದ
ಯುನಿಯನ್ ಬ್ಯಾಂಕ್ ದಲ್ಲಿ 324323 ರೂಪಾಯಿ ಹಣವನ್ನು ಬೆಳೆ ಸಾಲದ ರೂಪದಲ್ಲಿ ಲೋನ್ ಮಾಡಿಕೊಂಡಿದ್ದು ಇರುತ್ತದೆ. ನಾವು ದಿನಾಂಕ-05-11-2017 ರಂದು
ನಾನು ನನ್ನ ತಂದೆ ಸೈದಾಪೂರದ ಯುನಿಯನ್ ಬ್ಯಾಂಕಿಗೆ ಬಂದು ಅಲ್ಲಿ ಮೇನೆಜರವರನ್ನು ಬೇಟಿಯಾಗಿ ನಮ್ಮ ಸಾಲದ ಬಗ್ಗೆ ವಿಚಾರಿಸಲಾಗಿ ನಿವು ದಿನಾಂಕ-07-11-
2017 ಬರ್ರಿ ಅಂದು ನಿಮಗೆ ಹಣವನ್ನು ಡ್ರಾ ಮಾಡಿ ಕೊಡುತ್ತೆವೆ ಅಂತಾ ಹೇಳಿದರು.ಅದಕ್ಕೆ ನಾವು ಇಂದು ದಿನಾಂಕ-07-11-2017 ರಂದು ನಾನು ನಮ್ಮ ತಂದೆ
ಇಬ್ಬರು ಕೂಡಿ ಸೈದಾಪೂರ ಯೂನಿಯನ್ ಬ್ಯಾಂಕಿಗೆ 11 ಗಂಟೆ ಸುಮಾರಿಗೆ ಬಂದೆವು, ನಾವು ಬ್ಯಾಕಿನಲ್ಲಿ ಸಾಲ ಮಾಡಿದ ಹಣವನ್ನು 01-05 ಪಿ.ಎಮ್ ಸುಮಾರಿಗೆ
ನಿಮ್ಮ ಅಧಿಕಾರಿಗಳನ್ನು ತಿಳಿಯಿರಿ
ಪೊಲೀಸ್ ಅಧೀಕ್ಷಕರು ಯಾದಗಿರಿ ಜಿಲ್ಲೆ
Rishikesh Bhagawan Sonawane IPS
ಅಧಿಕಾರಿ ಹೆಸರು ದೂರವಾಣಿ ಸಂಖ್ಯೆ
ಡಿ.ಎಸ್.ಪಿ ಶೋರಾಪೂರ ಉಪ-ವಿಭಾಗ 9480803637
ಡಿ.ಎಸ್.ಪಿ ಯಾದಗಿರಿ ಉಪ-ವಿಭಾಗ 9480803526
ಜಿಲ್ಲಾ ಪೊಲೀಸ್ ನಿಸ್ತಂತು ಕೊಣೆ ಯಾದಗಿರಿ 9480803600
ಪ್ರಮುಖವಾದ ಲಿಂಕ್ಗಳು
ಸಕಾಲ ಸೇವೆಗಳು
ಕಾಣೆಯಾದ ಮಕ್ಕಳನ್ನು ಹುಡುಕಿ
ಕರ್ನಾಟಕ ಪೊಲೀಸ್
ಕರ್ನಾಟಕ ಗೃಹ ಇಲಾಖೆ
ಕರ್ನಾಟಕ ರಾಜ್ಯ ಸರಕಾರ
ಫೋಟೋ ಗ್ಯಾಲರಿ
Previous Next
ಜನಪ್ರಿಯ ಪೋಸ್ಟ್ಗಳು
ಯಾದಗಿರ ಜಿಲ್ಲೆಯ ದೈನಂದಿನ ಅಪರಾದಗಳ
ಮಾಹಿತಿ 28/01/2021
ಯಾದಗಿರ ಜಿಲ್ಲೆಯ
ದೈನಂದಿನ ಅಪರಾದಗಳ ಮಾಹಿತಿ 28/01/2021 ಸೈದಾಪೂರ ಪೊಲೀಸ್
ಠಾಣೆ ಗುನ್ನೆ ನಂ:- 15/2020 ಕಲಂ...
ಯಾದಗಿರ ಜಿಲ್ಲೆಯ ದೈನಂದಿನ ಅಪರಾದಗಳ
ಮಾಹಿತಿ 19/01/2021
ಯಾದಗಿರ
ಜಿಲ್ಲೆಯ ದೈನಂದಿನ ಅಪರಾದಗಳ ಮಾಹಿತಿ 19/01/2021 ಶಹಾಪೂರ
ಪೊಲೀಸ ಠಾಣೆ ಗುನ್ನೆ ನಂ:-...
ಯಾದಗಿರ ಜಿಲ್ಲೆಯ ದೈನಂದಿನ ಅಪರಾದಗಳ
ಮಾಹಿತಿ 27/01/2021
ಯಾದಗಿರ ಜಿಲ್ಲೆಯ ದೈನಂದಿನ
ಅಪರಾದಗಳ ಮಾಹಿತಿ 27/01/2021 ಶೋರಾಪುರ ಪೊಲೀಸ್ ಠಾಣೆ ಗುನ್ನೆ
ನಂ:- 25/2021 ಕಲಂ: 78 ...
ಯಾದಗಿರ ಜಿಲ್ಲೆಯ ದೈನಂದಿನ ಅಪರಾದಗಳ
ಮಾಹಿತಿ 18/01/2021
ಯಾದಗಿರ ಜಿಲ್ಲೆಯ ದೈನಂದಿನ
ಅಪರಾದಗಳ ಮಾಹಿತಿ 18/01/2021 ಶಹಾಪೂರ ಪೊಲೀಸ ಠಾಣೆ ಗುನ್ನೆ
ನಂ:- ಗುನ್ನೆ ನಂಬರ 14/2021 ಕಲಂ 279, 3...
ಯಾದಗಿರ ಜಿಲ್ಲೆಯ ದೈನಂದಿನ ಅಪರಾದಗಳ
ಮಾಹಿತಿ 20/01/2021
ಯಾದಗಿರ ಜಿಲ್ಲೆಯ
ದೈನಂದಿನ ಅಪರಾದಗಳ ಮಾಹಿತಿ 20/01/2021
ಯಾದಗಿರಿ...
Meet Us in FB!!